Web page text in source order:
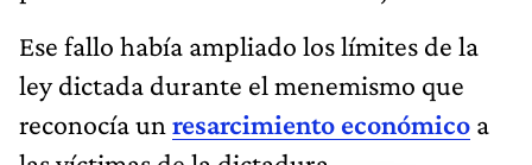
Ese fallo había ampliado los límites de la
ley dictada durante el menemismo que
reconocía un resarcimiento económico a